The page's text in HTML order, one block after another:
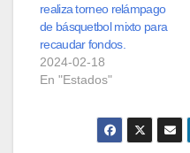
realiza torneo relámpago
de básquetbol mixto para
recaudar fondos.
2024-02-18
En "Estados"